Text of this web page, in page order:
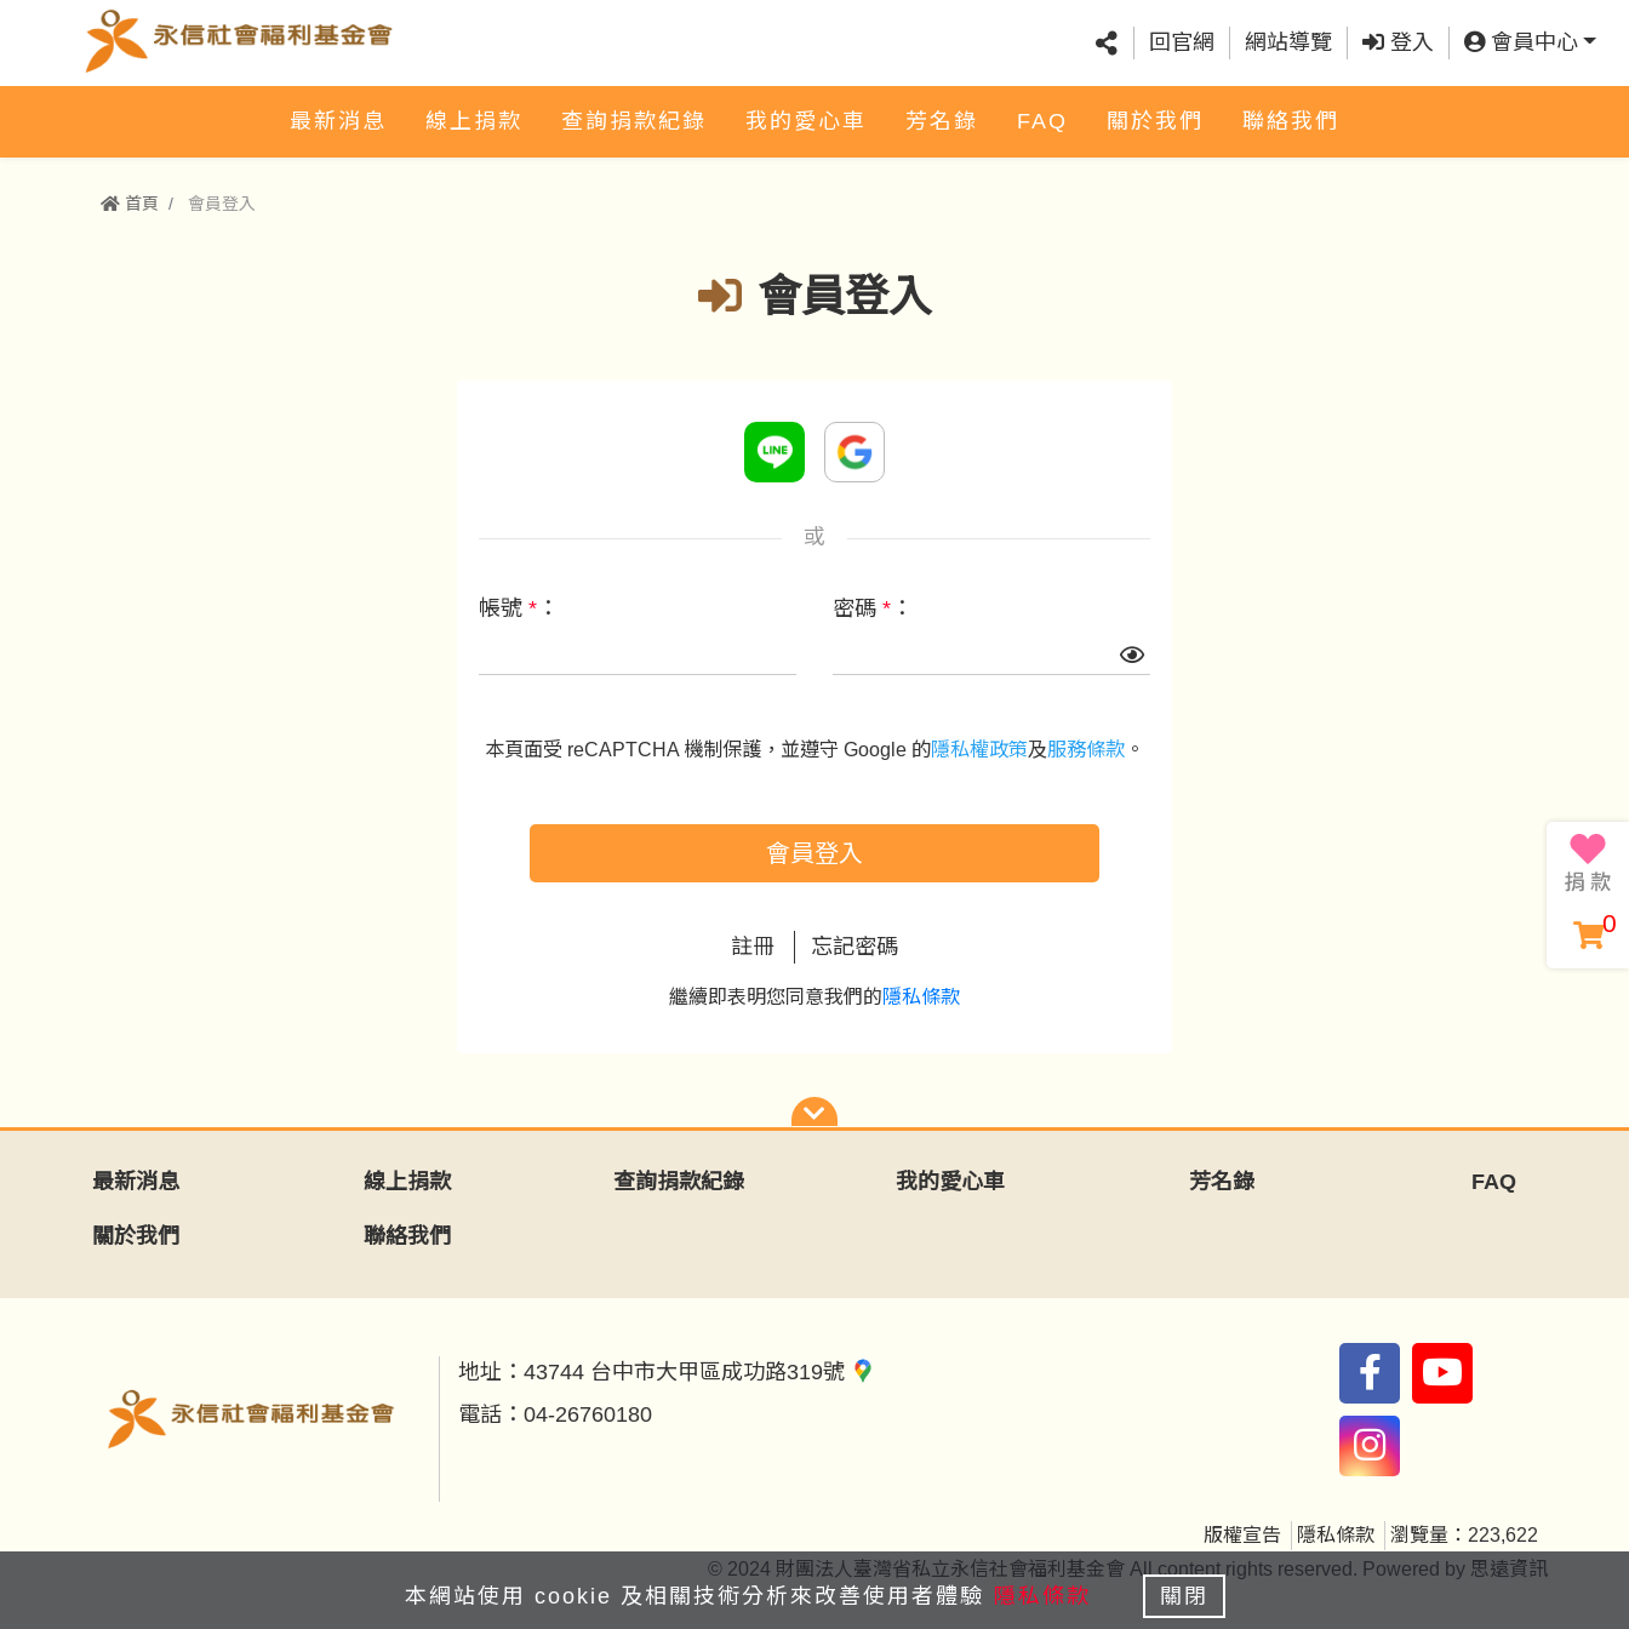
回官網 網站導覽 登入 會員中心
最新消息 線上捐款 查詢捐款紀錄 我的愛心車 芳名錄 FAQ 關於我們 聯絡我們
首頁 會員登入
會員登入
或
帳號 * ： 密碼 * ：
本頁面受 reCAPTCHA 機制保護，並遵守 Google 的隱私權政策及服務條款 。
會員登入
註冊 忘記密碼
繼續即表明您同意我們的隱私條款
最新消息 線上捐款 查詢捐款紀錄 我的愛心車 芳名錄 FAQ
關於我們 聯絡我們
地址： 43744 台中市大甲區成功路319號
電話： 04-26760180
版權宣告 隱私條款
瀏覽量：223,622
© 2024 財團法人臺灣省私立永信社會福利基金會 All content rights reserved. Powered by 思遠資訊
0
本網站使用 cookie 及相關技術分析來改善使用者體驗 隱私條款 關閉